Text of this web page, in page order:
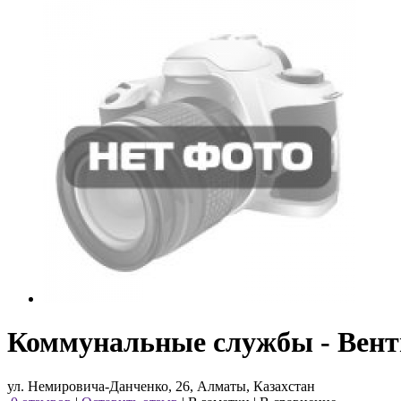
Коммунальные службы -
ул. Немировича-Данченко, 26, Алматы, Казахстан